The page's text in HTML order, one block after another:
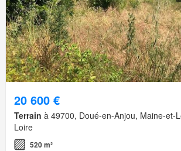
20 600 €
Terrain à 49700, Doué-en-Anjou, Maine-et-
Loire
520 m²